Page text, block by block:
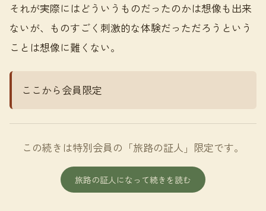
それが実際にはどういうものだったのかは想像も出来
ないが、ものすごく刺激的な体験だっただろうという
ことは想像に難くない。
ここから会員限定
この続きは特別会員の「旅路の証人」限定です。
旅路の証人になって続きを読む